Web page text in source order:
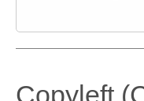
Copyleft